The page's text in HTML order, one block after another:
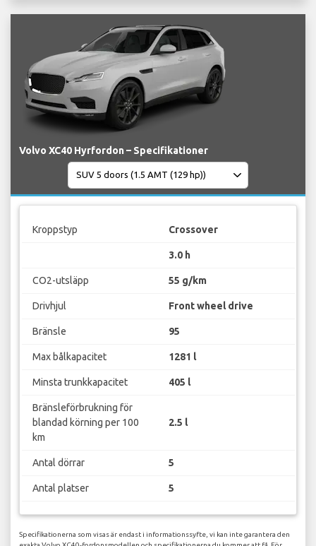
Volvo XC40 Hyrfordon – Specifikationer
Kroppstyp Crossover
3.0 h
CO2-utsläpp 55 g/km
Drivhjul Front wheel drive
Bränsle 95
Max bålkapacitet 1281 l
Minsta trunkkapacitet 405 l
Bränsleförbrukning för
blandad körning per 100
km
2.5 l
Antal dörrar 5
Antal platser 5
Specifikationerna som visas är endast i informationssyfte, vi kan inte garantera den